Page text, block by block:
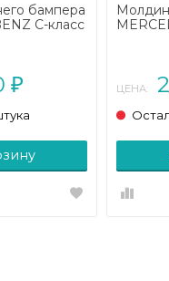
бампера
C-класс
₽ ЦЕНА: